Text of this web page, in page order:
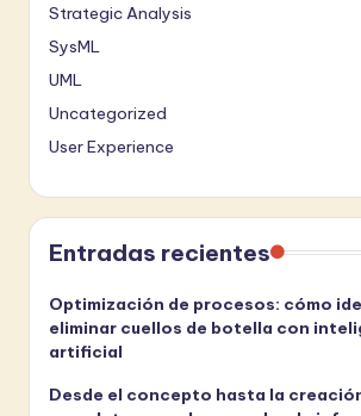
Strategic Analysis
SysML
UML
Uncategorized
User Experience
Entradas recientes
Optimización de procesos: cómo
eliminar cuellos de botella con
artificial
Desde el concepto hasta la